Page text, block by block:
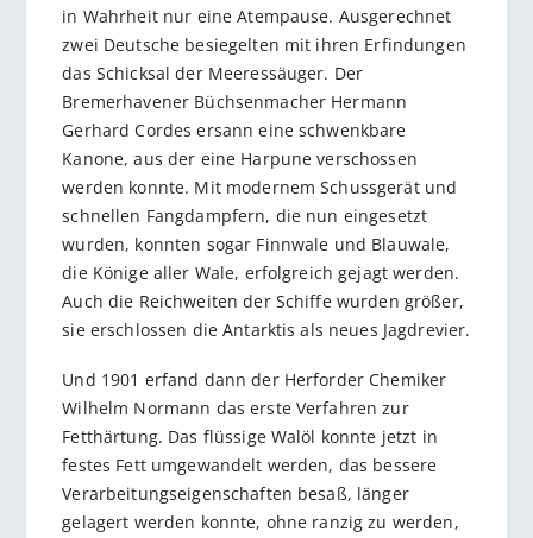
in Wahrheit nur eine Atempause. Ausgerechnet
zwei Deutsche besiegelten mit ihren Erfindungen
das Schicksal der Meeressäuger. Der
Bremerhavener Büchsenmacher Hermann
Gerhard Cordes ersann eine schwenkbare
Kanone, aus der eine Harpune verschossen
werden konnte. Mit modernem Schussgerät und
schnellen Fangdampfern, die nun eingesetzt
wurden, konnten sogar Finnwale und Blauwale,
die Könige aller Wale, erfolgreich gejagt werden.
Auch die Reichweiten der Schiffe wurden größer,
sie erschlossen die Antarktis als neues Jagdrevier.
Und 1901 erfand dann der Herforder Chemiker
Wilhelm Normann das erste Verfahren zur
Fetthärtung. Das flüssige Walöl konnte jetzt in
festes Fett umgewandelt werden, das bessere
Verarbeitungseigenschaften besaß, länger
gelagert werden konnte, ohne ranzig zu werden,